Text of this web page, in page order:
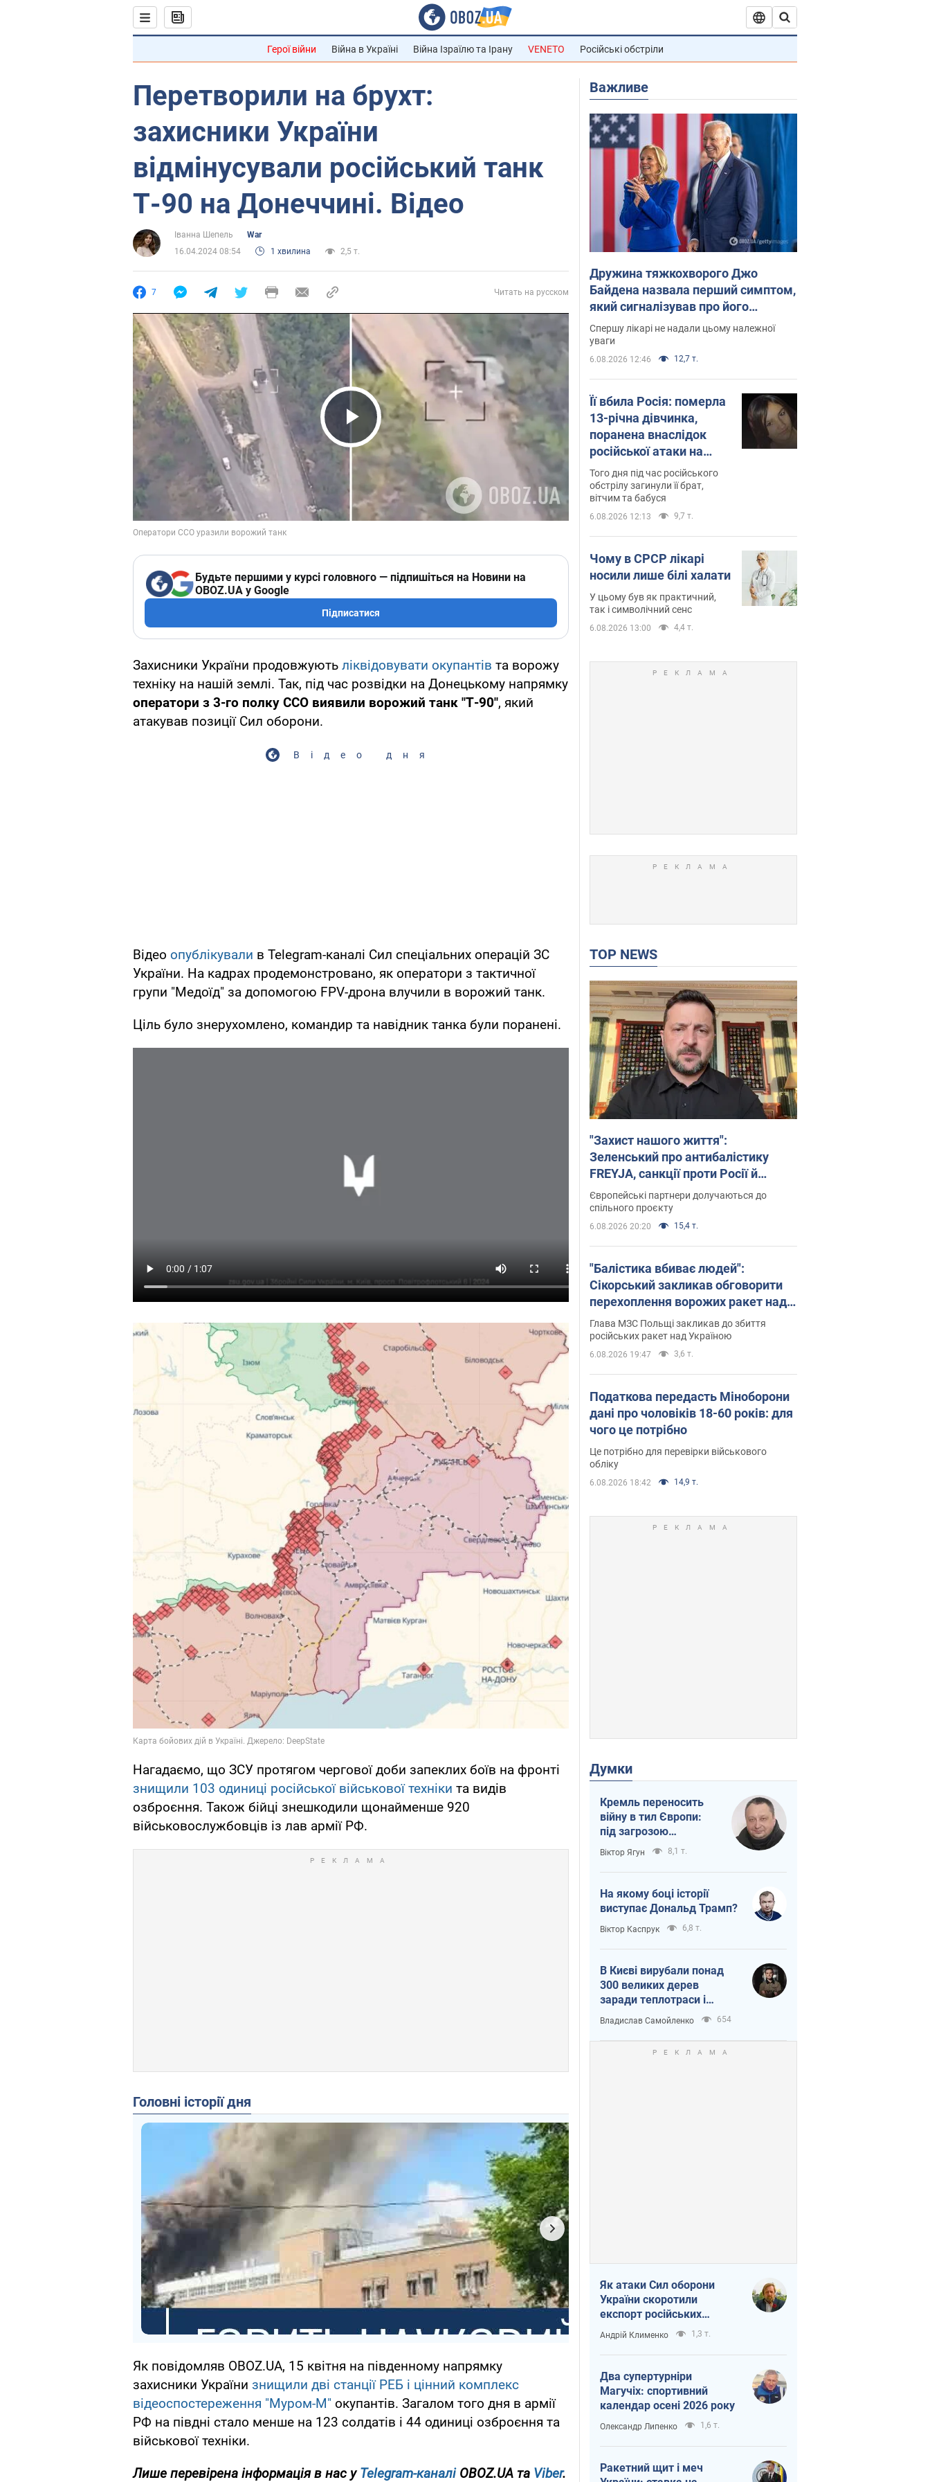
Герої війни Війна в Україні Війна Ізраїлю та Ірану VENETO Російські обстріли
Перетворили на брухт:
захисники України
відмінусували російський танк
Т-90 на Донеччині. Відео
Іванна Шепель
War
16.04.2024 08:54
1 хвилина 2,5 т.
7 Читать на русском
Play Video
Будьте першими у курсі головного — підпишіться на Новини на
OBOZ.UA у Google
Підписатися
Захисники України продовжують ліквідовувати окупантів та ворожу
техніку на нашій землі. Так, під час розвідки на Донецькому напрямку
оператори з 3-го полку ССО виявили ворожий танк "Т-90", який
атакував позиції Сил оборони.
Відео дня
Відео опублікували в Telegram-каналі Сил спеціальних операцій ЗС
України. На кадрах продемонстровано, як оператори з тактичної
групи "Медоїд" за допомогою FPV-дрона влучили в ворожий танк.
Ціль було знерухомлено, командир та навідник танка були поранені.
Нагадаємо, що ЗСУ протягом чергової доби запеклих боїв на фронті
знищили 103 одиниці російської військової техніки та видів
озброєння. Також бійці знешкодили щонайменше 920
військовослужбовців із лав армії РФ.
Головні історії дня
Як повідомляв OBOZ.UA, 15 квітня на південному напрямку
захисники України знищили дві станції РЕБ і цінний комплекс
відеоспостереження "Муром-М" окупантів. Загалом того дня в армії
РФ на півдні стало менше на 123 солдатів і 44 одиниці озброєння та
військової техніки.
Лише перевірена інформація в нас уTelegram-каналіOBOZ.UA та Viber.
Важливе
Дружина тяжкохворого Джо
Байдена назвала перший симптом,
який сигналізував про його
"агресивний" рак
Спершу лікарі не надали цьому належної
уваги
6.08.2026 12:46 12,7 т.
Її вбила Росія: померла
13-річна дівчинка,
поранена внаслідок
російської атаки на
Сумщину. Фото
Того дня під час російського
обстрілу загинули її брат,
вітчим та бабуся
6.08.2026 12:13 9,7 т.
Чому в СРСР лікарі
носили лише білі халати
У цьому був як практичний,
так і символічний сенс
6.08.2026 13:00 4,4 т.
TOP NEWS
"Захист нашого життя":
Зеленський про антибалістику
FREYJA, санкції проти Росії й
підтримку аграріїв. Відео
Європейські партнери долучаються до
спільного проєкту
6.08.2026 20:20 15,4 т.
"Балістика вбиває людей":
Сікорський закликав обговорити
перехоплення ворожих ракет над
Україною
Глава МЗС Польщі закликав до збиття
російських ракет над Україною
6.08.2026 19:47 3,6 т.
Податкова передасть Міноборони
дані про чоловіків 18-60 років: для
чого це потрібно
Це потрібно для перевірки військового
обліку
6.08.2026 18:42 14,9 т.
Думки
Кремль переносить
війну в тил Європи:
під загрозою
критична логістика
Віктор Ягун 8,1 т.
На якому боці історії
виступає Дональд Трамп?
Віктор Каспрук 6,8 т.
В Києві вирубали понад
300 великих дерев
заради теплотраси і
всупереч Генплану
Владислав Самойленко 654
Як атаки Сил оборони
України скоротили
експорт російських
нафтопродуктів
Андрій Клименко 1,3 т.
Два супертурніри
Магучіх: спортивний
календар осені 2026 року
Олександр Липенко 1,6 т.
Ракетний щит і меч